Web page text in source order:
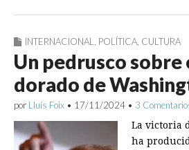
INTERNACIONAL POLÍTICA CULTURA
Un pedrusco sobre
dorado de
por Lluís Foix • 17/11/2024 • 3
La victoria
ha